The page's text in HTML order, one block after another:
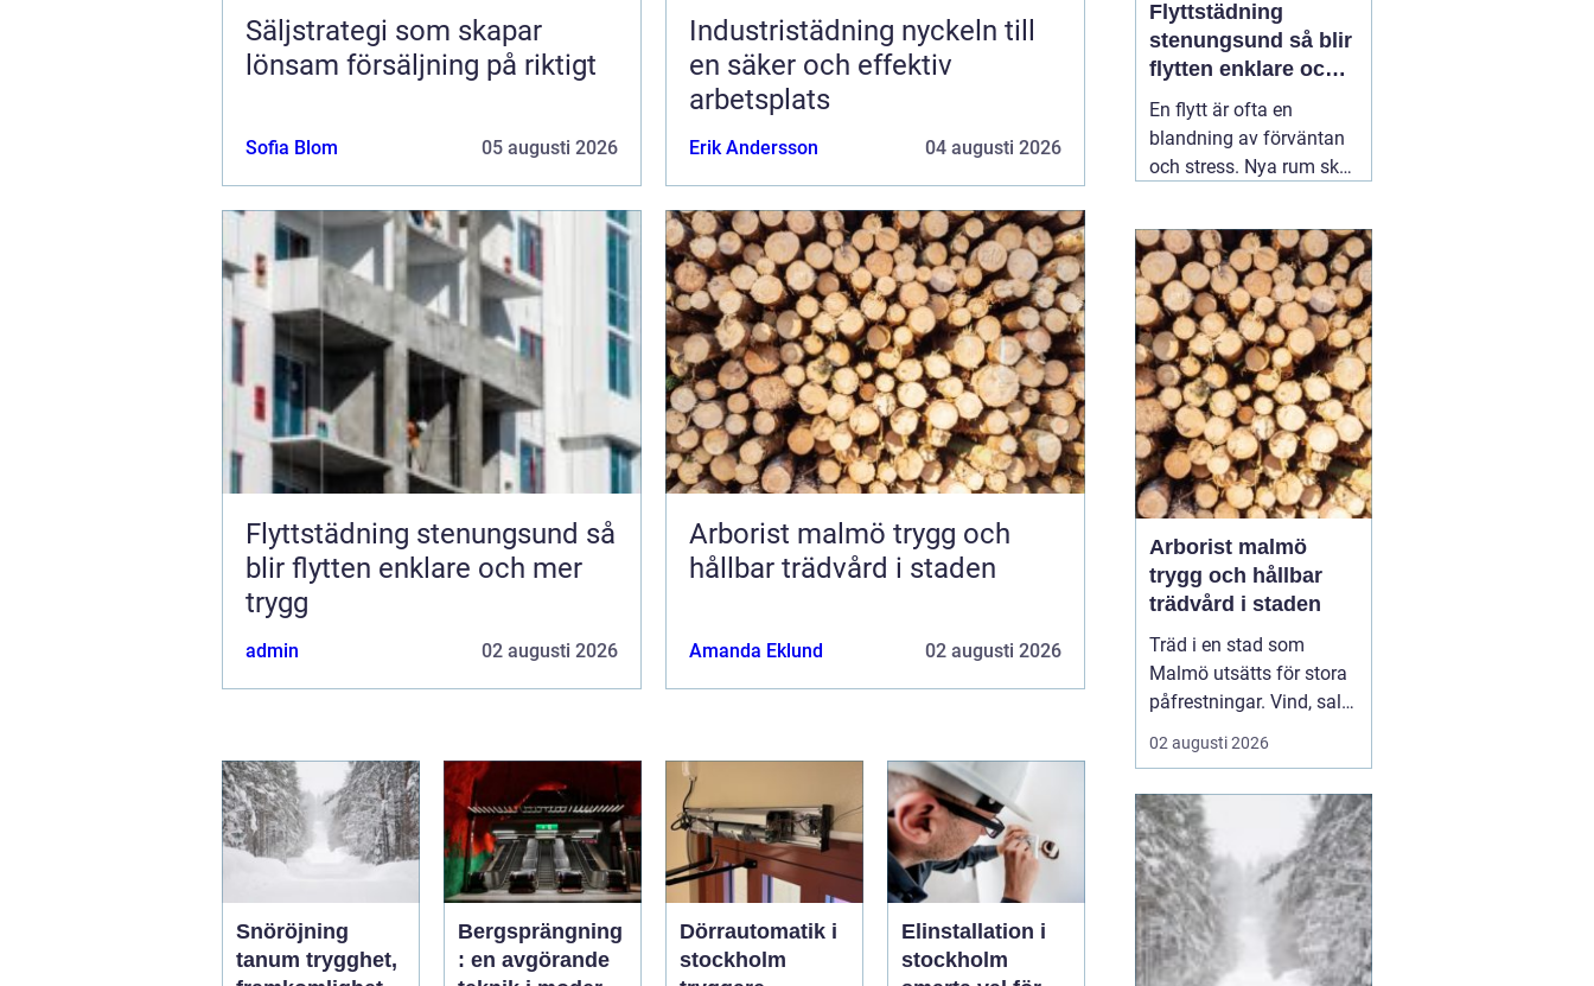
Säljstrategi som skapar
lönsam försäljning på riktigt
Sofia Blom 05 augusti 2026
Industristädning nyckeln till
en säker och effektiv
arbetsplats
Erik Andersson 04 augusti 2026
Flyttstädning stenungsund så
blir flytten enklare och mer
trygg
admin 02 augusti 2026
Arborist malmö trygg och
hållbar trädvård i staden
Amanda Eklund 02 augusti 2026
Snöröjning
tanum trygghet,
Bergsprängning
: en avgörande
Dörrautomatik i
stockholm
Elinstallation i
stockholm
Flyttstädning
stenungsund så blir
flytten enklare och
mer trygg
En flytt är ofta en
blandning av förväntan
och stress. Nya rum ska
ändras, avtal sägas upp
och tecknas. Mitt i allt
detta dyker en fråga upp:
vem ska ta hand om
städningen av den
gamla bostaden?
Många som söker02
augusti 2026
Arborist malmö
trygg och hållbar
trädvård i staden
Träd i en stad som
Malmö utsätts för stora
påfrestningar. Vind, salt,
torka, markarbeten och
byggprojekt gör att
omsorg än i en
skogsmiljö.
En Arborist
Malmö arb...
02 augusti 2026